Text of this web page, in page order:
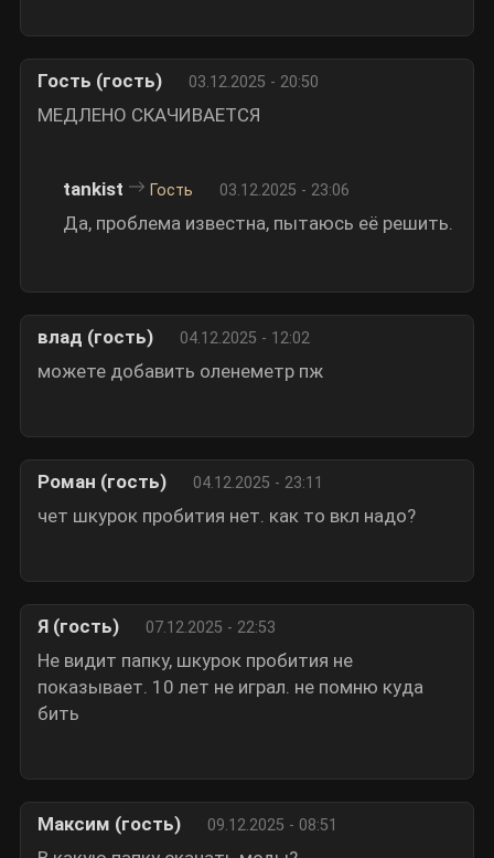
Гость (гость) 03.12.2025 - 20:50
МЕДЛЕНО СКАЧИВАЕТСЯ
tankist Гость 03.12.2025 - 23:06
Да, проблема известна, пытаюсь её решить.
влад (гость) 04.12.2025 - 12:02
можете добавить оленеметр пж
Роман (гость) 04.12.2025 - 23:11
чет шкурок пробития нет. как то вкл надо?
Я (гость) 07.12.2025 - 22:53
Не видит папку, шкурок пробития не
показывает. 10 лет не играл. не помню куда
бить
Максим (гость) 09.12.2025 - 08:51